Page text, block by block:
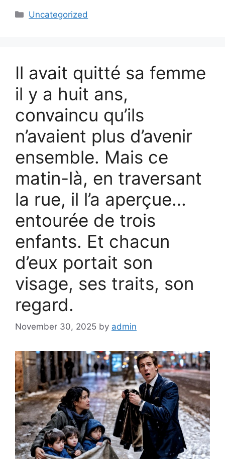
Categories
Uncategorized
Il avait quitté sa femme
il y a huit ans,
convaincu qu’ils
n’avaient plus d’avenir
ensemble. Mais ce
matin-là, en traversant
la rue, il l’a aperçue…
entourée de trois
enfants. Et chacun
d’eux portait son
visage, ses traits, son
regard.
November 30, 2025 by admin